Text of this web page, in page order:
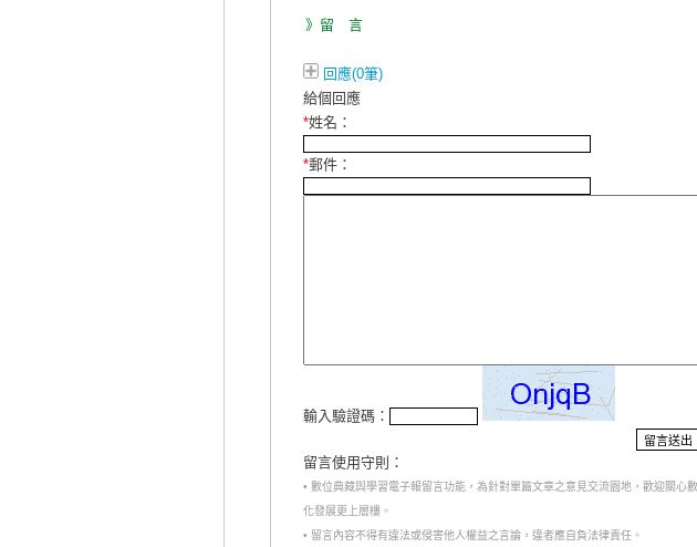
》留 言
回應(0筆)
給個回應
*姓名：
*郵件：
輸入驗證碼：
留言使用守則：
• 數位典藏與學習電子報留言功能，為針對單篇文章之意見交流園地，歡迎關
化發展更上層樓。
• 留言內容不得有違法或侵害他人權益之言論，違者應自負法律責任。